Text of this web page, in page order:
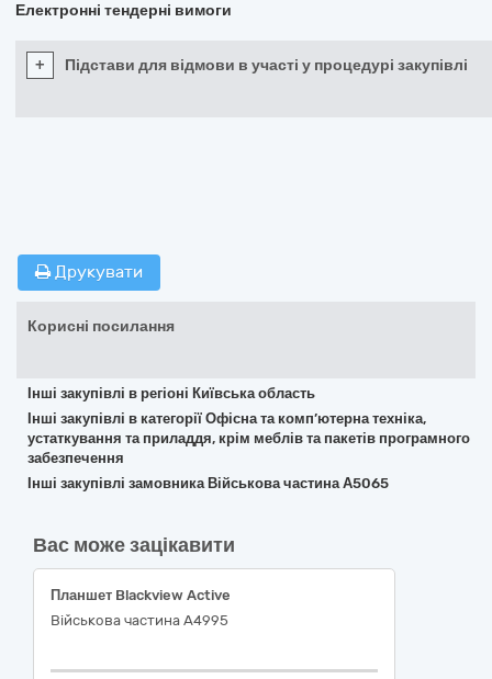
Електронні тендерні вимоги
+ Підстави для відмови в участі у процедурі закупівлі
Друкувати
Корисні посилання
Інші закупівлі в регіоні Київська область
Інші закупівлі в категорії Офісна та комп’ютерна техніка,
устаткування та приладдя, крім меблів та пакетів програмного
забезпечення
Інші закупівлі замовника Військова частина А5065
Вас може зацікавити
Планшет Blackview Active
Військова частина А4995